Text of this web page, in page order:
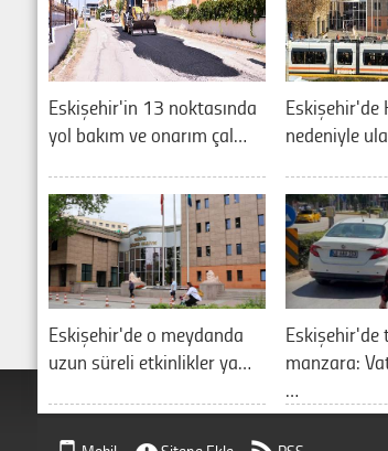
Eskişehir'in 13 noktasında
yol bakım ve onarım çal…
Eskişehir'de
nedeniyle
Eskişehir'de o meydanda
uzun süreli etkinlikler ya…
Eskişehir'de
manzara:
…